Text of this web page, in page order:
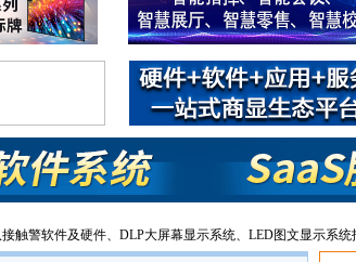
触警软件及硬件、DLP大屏幕显示系统、LED图文显示系统